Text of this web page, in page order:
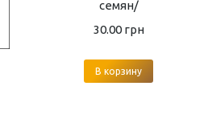
семян/
30.00 грн
В корзину